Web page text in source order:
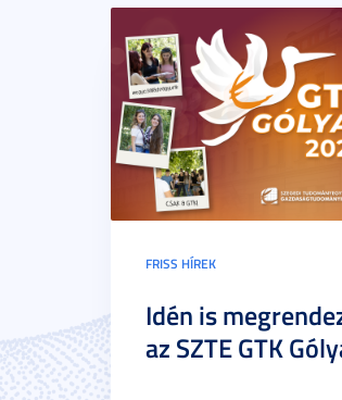
FRISS HÍREK
Idén is
az SZTE GTK